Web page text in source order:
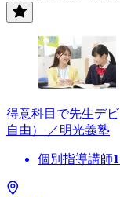
得意科目で先生デ
自由） ／明光義塾
個別指導講師